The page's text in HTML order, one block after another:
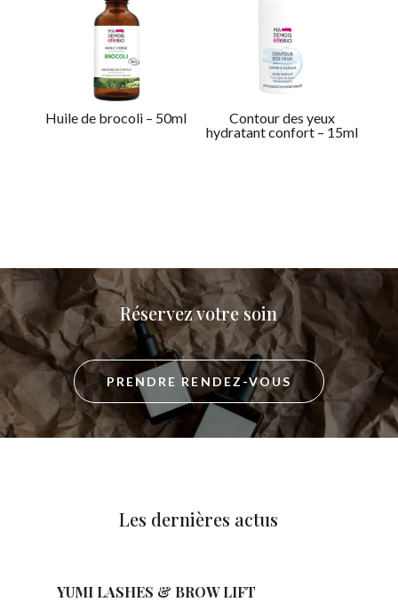
Huile de brocoli – 50ml
Contour des yeux
hydratant confort – 15ml
Réservez votre soin
PRENDRE RENDEZ-VOUS
Les dernières actus
YUMI LASHES & BROW LIFT